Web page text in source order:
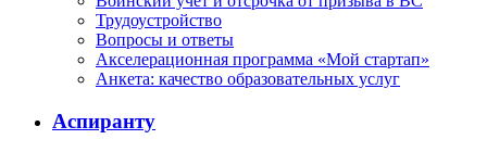
Трудоустройство
Вопросы и ответы
Акселерационная программа «Мой стартап»
Анкета: качество образовательных услуг
Аспиранту